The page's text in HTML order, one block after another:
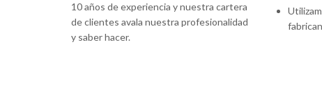
10 años de experiencia y nuestra cartera
de clientes avala nuestra profesionalidad
y saber hacer.